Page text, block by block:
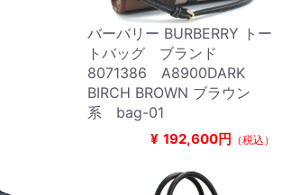
バーバリー BURBERRY トー
トバッグ ブランド
8071386 A8900DARK
BIRCH BROWN ブラウン
系 bag-01
¥ 192,600円 （税込）